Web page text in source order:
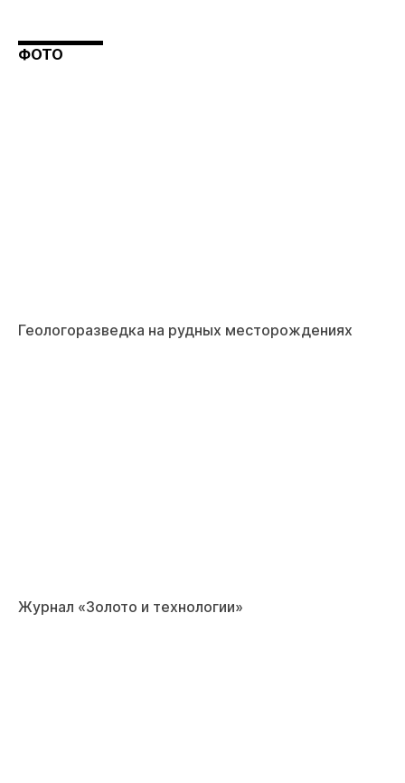
ФОТО
Геологоразведка на рудных месторождениях
Журнал «Золото и технологии»